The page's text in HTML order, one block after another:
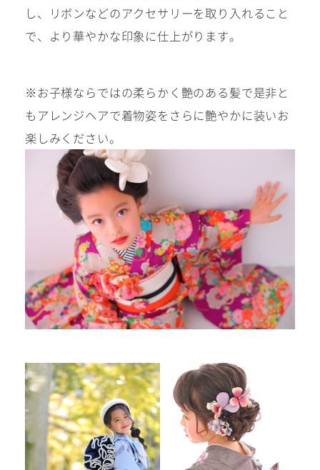
#衣裳メニュー
Wedding
collection
Kid's dress
kimono
#サイトマップ
トップページ
ホワイトベルについて
アクセス・スタジオ紹介
よくあるご質問
し、リボンなどのアクセサリーを取り入れること
で、より華やかな印象に仕上がります。
※お子様ならではの柔らかく艶のある髪で是非と
もアレンジヘアで着物姿をさらに艶やかに装いお
楽しみください。